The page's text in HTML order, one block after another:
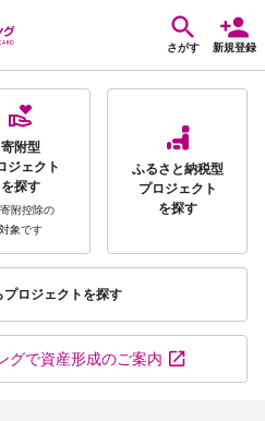
さがす 新規登録
寄附型
ジェクト
を探す
寄附控除の
対象です
ふるさと納税型
プロジェクト
を探す
プロジェクトを探す
グで資産形成のご案内